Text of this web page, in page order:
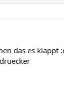
das es klappt